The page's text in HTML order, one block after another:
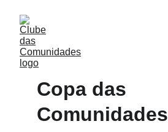
Copa das
Comunidades